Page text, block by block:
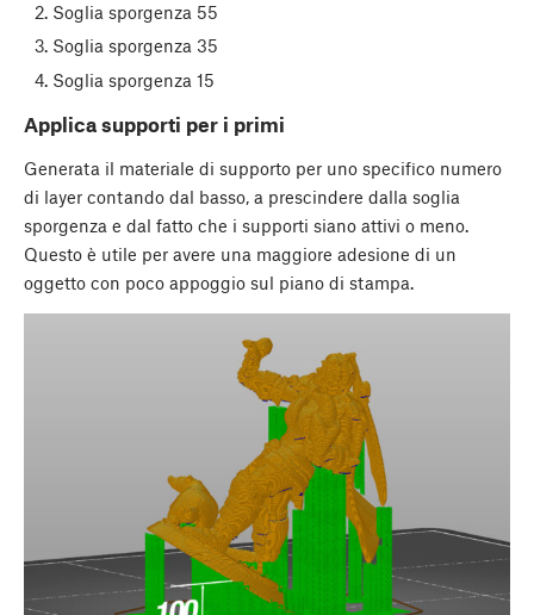
Soglia sporgenza 55
Soglia sporgenza 35
Soglia sporgenza 15
Applica supporti per i primi
Generata il materiale di supporto per uno specifico numero
di layer contando dal basso, a prescindere dalla soglia
sporgenza e dal fatto che i supporti siano attivi o meno.
Questo è utile per avere una maggiore adesione di un
oggetto con poco appoggio sul piano di stampa.